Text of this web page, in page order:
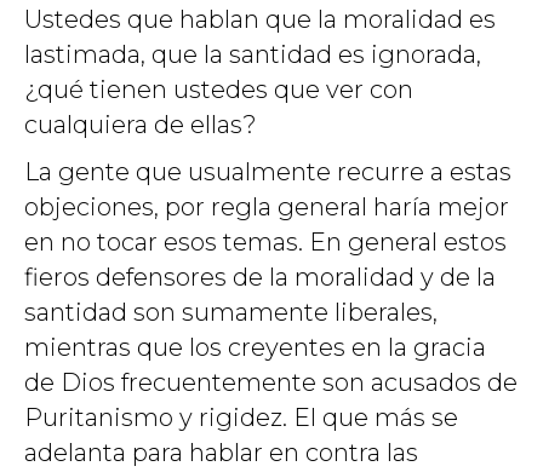
Ustedes que hablan que la moralidad es
lastimada, que la santidad es ignorada,
¿qué tienen ustedes que ver con
cualquiera de ellas?
La gente que usualmente recurre a estas
objeciones, por regla general haría mejor
en no tocar esos temas. En general estos
fieros defensores de la moralidad y de la
santidad son sumamente liberales,
mientras que los creyentes en la gracia
de Dios frecuentemente son acusados de
Puritanismo y rigidez. El que más se
adelanta para hablar en contra las